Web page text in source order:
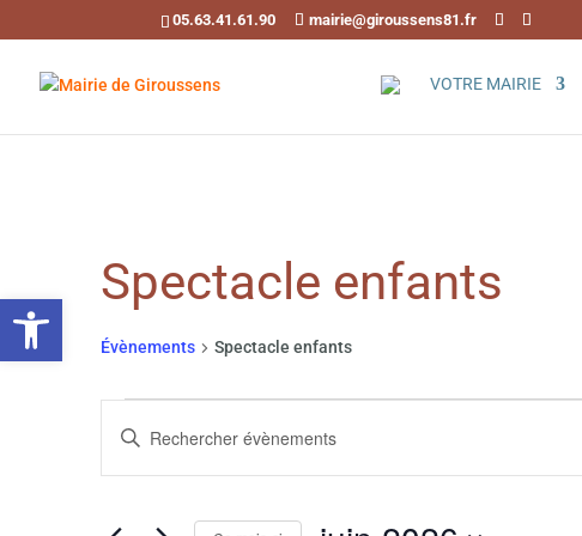
05.63.41.61.90 mairie@giroussens81.fr
VOTRE MAIRIE
Spectacle enfants
Évènements Spectacle enfants
Évènements
Recherche
navigation
Saisir
clé.
Ouvrir la barre d’outils